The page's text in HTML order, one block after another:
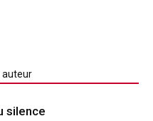
auteur
silence